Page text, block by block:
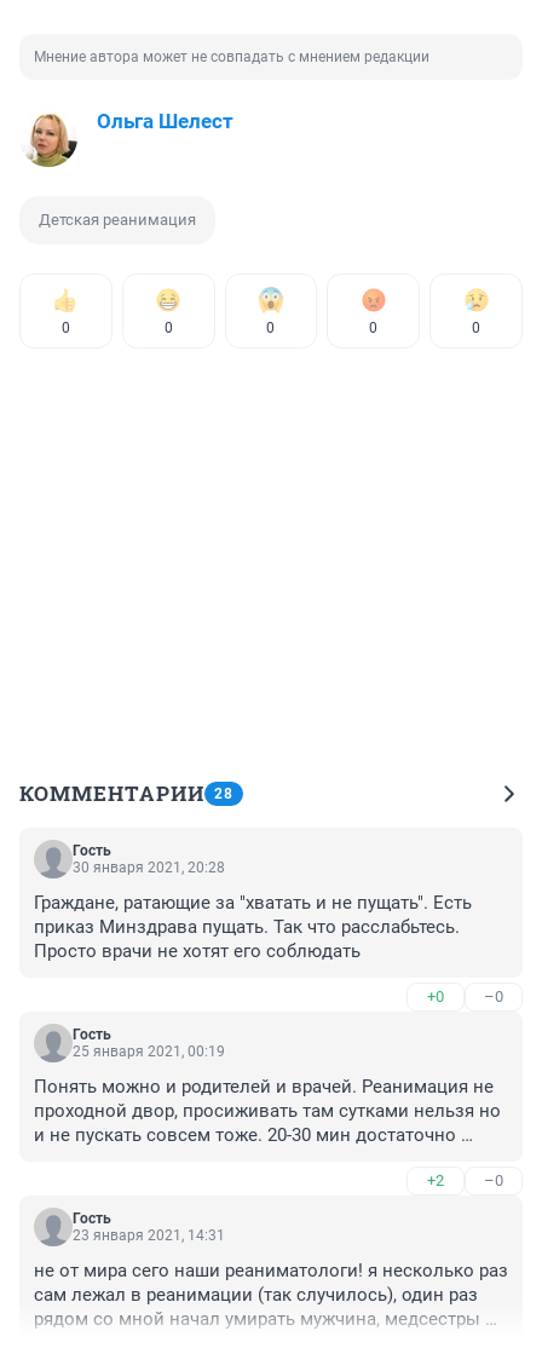
Мнение автора может не совпадать с мнением редакции
Ольга Шелест
Детская реанимация
0 0 0 0 0
КОММЕНТАРИИ 28
Гость
30 января 2021, 20:28
Граждане, ратающие за "хватать и не пущать". Есть
приказ Минздрава пущать. Так что расслабьтесь.
Просто врачи не хотят его соблюдать
+0 –0
Гость
25 января 2021, 00:19
Понять можно и родителей и врачей. Реанимация не
проходной двор, просиживать там сутками нельзя но
и не пускать совсем тоже. 20-30 мин достаточно
+2 –0
Гость
23 января 2021, 14:31
не от мира сего наши реаниматологи! я несколько раз
сам лежал в реанимации (так случилось), один раз
рядом со мной начал умирать мужчина, медсестры